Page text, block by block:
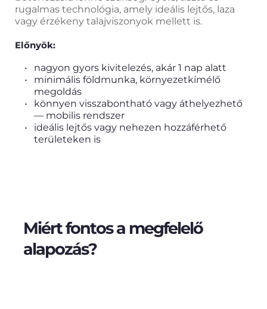
rugalmas technológia, amely ideális lejtős, laza
vagy érzékeny talajviszonyok mellett is.
Előnyök:
nagyon gyors kivitelezés, akár 1 nap alatt
minimális földmunka, környezetkímélő
megoldás
könnyen visszabontható vagy áthelyezhető
— mobilis rendszer
ideális lejtős vagy nehezen hozzáférhető
területeken is
Miért fontos a megfelelő
alapozás?